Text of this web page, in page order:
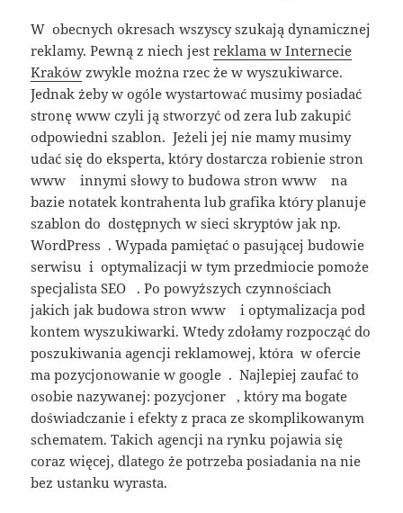
W obecnych okresach wszyscy szukają dynamicznej
reklamy. Pewną z niech jestreklama w Internecie
Kraków zwykle można rzec że w wyszukiwarce.
Jednak żeby w ogóle wystartować musimy posiadać
stronę www czyli ją stworzyć od zera lub zakupić
odpowiedni szablon. Jeżeli jej nie mamy musimy
udać się do eksperta, który dostarcza robienie stron
www innymi słowy to budowa stron www na
bazie notatek kontrahenta lub grafika który planuje
szablon do dostępnych w sieci skryptów jak np.
WordPress . Wypada pamiętać o pasującej budowie
serwisu i optymalizacji w tym przedmiocie pomoże
specjalista SEO . Po powyższych czynnościach
jakich jak budowa stron www i optymalizacja pod
kontem wyszukiwarki. Wtedy zdołamy rozpocząć do
poszukiwania agencji reklamowej, która w ofercie
ma pozycjonowanie w google . Najlepiej zaufać to
osobie nazywanej: pozycjoner , który ma bogate
doświadczanie i efekty z praca ze skomplikowanym
schematem. Takich agencji na rynku pojawia się
coraz więcej, dlatego że potrzeba posiadania na nie
bez ustanku wyrasta.